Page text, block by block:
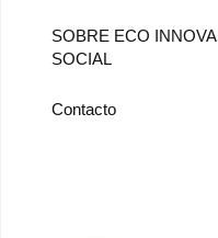
SOBRE ECO INNOVA
SOCIAL
Contacto